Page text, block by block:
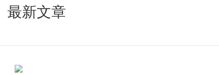
最新文章